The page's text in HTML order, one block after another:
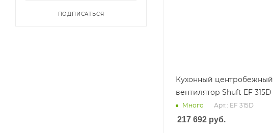
Кухонный центробежный
вентилятор Shuft EF 315D
Много Арт.: EF 315D
217 692 руб.
ПОДПИСАТЬСЯ